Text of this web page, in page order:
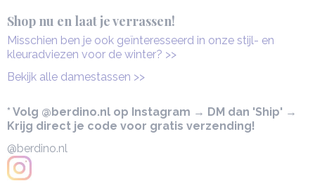
Shop nu en laat je verrassen!
Misschien ben je ook geïnteresseerd in onze stijl- en
kleuradviezen voor de winter? >>
Bekijk alle damestassen >>
* Volg @berdino.nl op Instagram → DM dan 'Ship' →
Krijg direct je code voor gratis verzending!
@berdino.nl